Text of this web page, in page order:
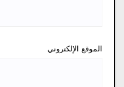
الموقع الإلكتروني